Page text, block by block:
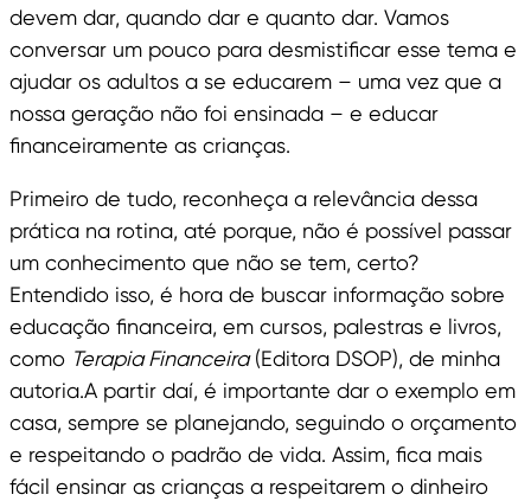
devem dar, quando dar e quanto dar. Vamos
conversar um pouco para desmistificar esse tema e
ajudar os adultos a se educarem – uma vez que a
nossa geração não foi ensinada – e educar
financeiramente as crianças.
Primeiro de tudo, reconheça a relevância dessa
prática na rotina, até porque, não é possível passar
um conhecimento que não se tem, certo?
Entendido isso, é hora de buscar informação sobre
educação financeira, em cursos, palestras e livros,
como Terapia Financeira(Editora DSOP), de minha
autoria.A partir daí, é importante dar o exemplo em
casa, sempre se planejando, seguindo o orçamento
e respeitando o padrão de vida. Assim, fica mais
fácil ensinar as crianças a respeitarem o dinheiro